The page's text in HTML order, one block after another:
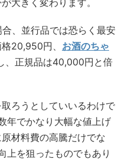
大きく変わります。
、並行品では恐らく最安
20,950円、 お酒のちゃ
、正規品は40,000円と倍
ろうとしていいるわけで
年でかなり大幅な値上げ
材料費の高騰だけでな
上を狙ったものでもあり